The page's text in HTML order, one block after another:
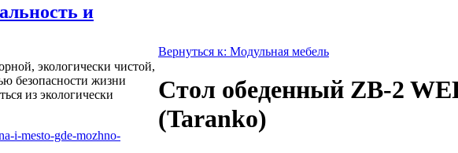
и
экологически чистой,
безопасности жизни
из экологически
Вернуться к: Модульная мебель
Стол обеденный ZB-2
(Taranko)